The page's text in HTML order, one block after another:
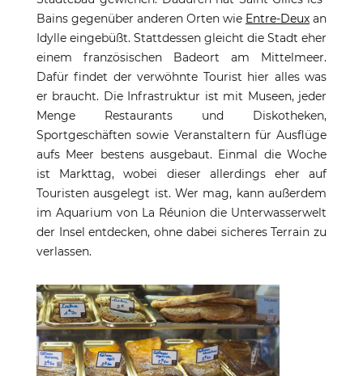
Bains gegenüber anderen Orten wie Entre-Deux an
Idylle eingebüßt. Stattdessen gleicht die Stadt eher
einem französischen Badeort am Mittelmeer.
Dafür findet der verwöhnte Tourist hier alles was
er braucht. Die Infrastruktur ist mit Museen, jeder
Menge Restaurants und Diskotheken,
Sportgeschäften sowie Veranstaltern für Ausflüge
aufs Meer bestens ausgebaut. Einmal die Woche
ist Markttag, wobei dieser allerdings eher auf
Touristen ausgelegt ist. Wer mag, kann außerdem
im Aquarium von La Réunion die Unterwasserwelt
der Insel entdecken, ohne dabei sicheres Terrain zu
verlassen.